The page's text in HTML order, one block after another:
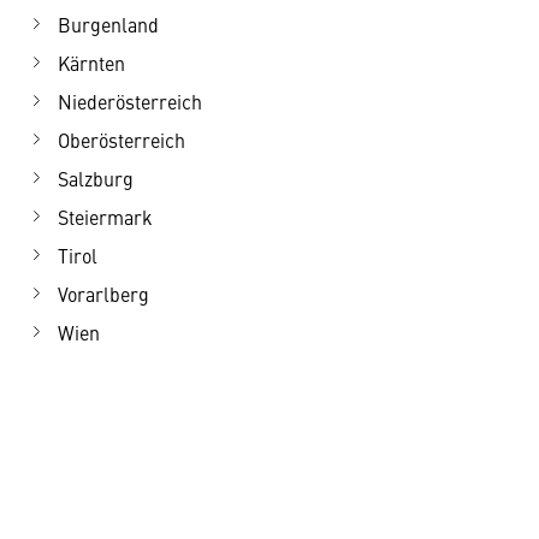
Burgenland
Kärnten
Niederösterreich
Oberösterreich
Salzburg
Steiermark
Tirol
Vorarlberg
Wien